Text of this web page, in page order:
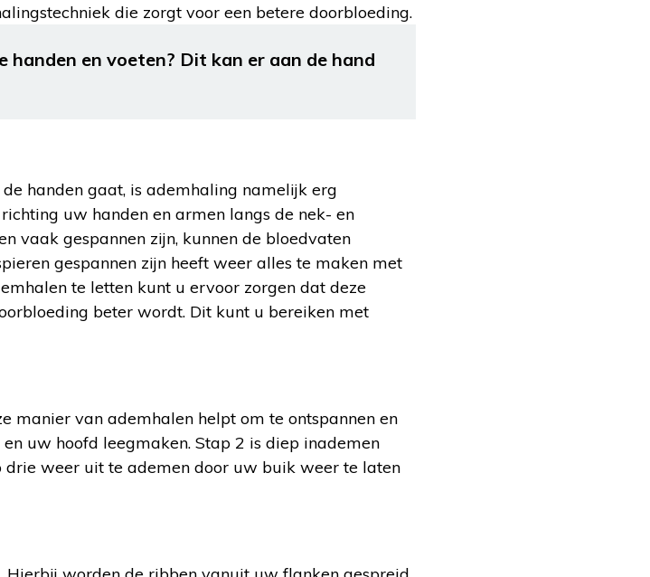
die zorgt voor een betere doorbloeding.
handen en voeten? Dit kan er aan de hand
handen gaat, is ademhaling namelijk erg
uw handen en armen langs de nek- en
vaak gespannen zijn, kunnen de bloedvaten
gespannen zijn heeft weer alles te maken met
te letten kunt u ervoor zorgen dat deze
beter wordt. Dit kunt u bereiken met
manier van ademhalen helpt om te ontspannen en
uw hoofd leegmaken. Stap 2 is diep inademen
weer uit te ademen door uw buik weer te laten